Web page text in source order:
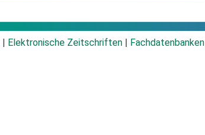
Elektronische Zeitschriften Fachdatenbanken